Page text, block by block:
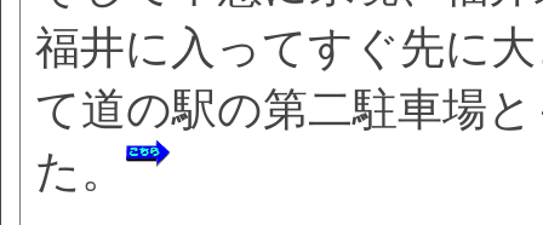
福井に入ってすぐ先に
て道の駅の第二駐車場
た。